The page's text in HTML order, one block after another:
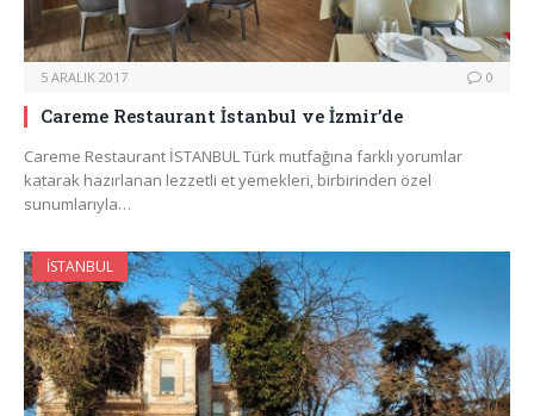
5 ARALIK 2017 0
Careme Restaurant İstanbul ve İzmir’de
Careme Restaurant İSTANBUL Türk mutfağına farklı yorumlar
katarak hazırlanan lezzetli et yemekleri, birbirinden özel
sunumlarıyla…
İSTANBUL